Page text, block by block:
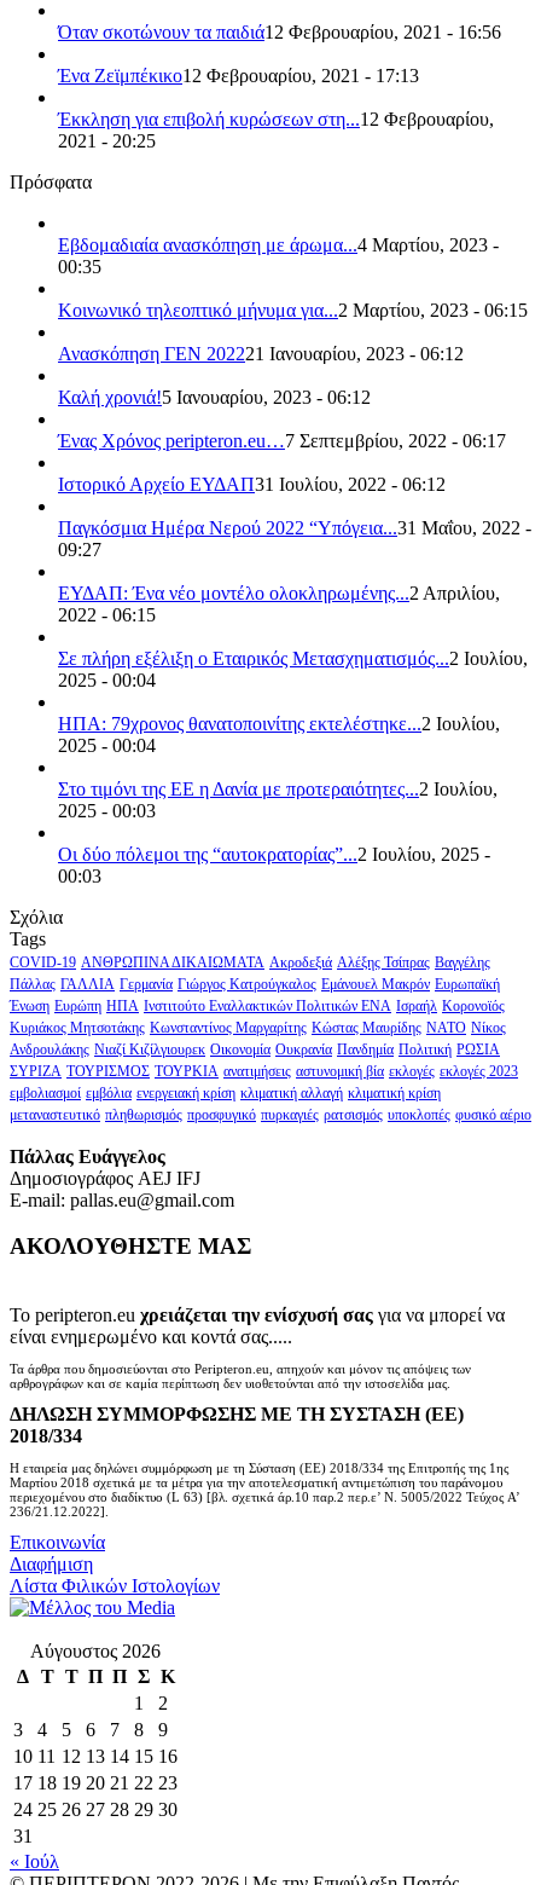
Όταν σκοτώνουν τα παιδιά12 Φεβρουαρίου, 2021 - 16:56
Ένα Ζεϊμπέκικο12 Φεβρουαρίου, 2021 - 17:13
Έκκληση για επιβολή κυρώσεων στη...12 Φεβρουαρίου,
2021 - 20:25
Πρόσφατα
Εβδομαδιαία ανασκόπηση με άρωμα...4 Μαρτίου, 2023 -
00:35
Κοινωνικό τηλεοπτικό μήνυμα για...2 Μαρτίου, 2023 - 06:15
Ανασκόπηση ΓΕΝ 202221 Ιανουαρίου, 2023 - 06:12
Καλή χρονιά!5 Ιανουαρίου, 2023 - 06:12
Ένας Χρόνος peripteron.eu…7 Σεπτεμβρίου, 2022 - 06:17
Ιστορικό Αρχείο ΕΥΔΑΠ31 Ιουλίου, 2022 - 06:12
Παγκόσμια Ημέρα Νερού 2022 “Υπόγεια...31 Μαΐου, 2022 -
09:27
ΕΥΔΑΠ: Ένα νέο μοντέλο ολοκληρωμένης...2 Απριλίου,
2022 - 06:15
Σε πλήρη εξέλιξη ο Εταιρικός Μετασχηματισμός...2 Ιουλίου,
2025 - 00:04
ΗΠΑ: 79χρονος θανατοποινίτης εκτελέστηκε...2 Ιουλίου,
2025 - 00:04
Στο τιμόνι της ΕΕ η Δανία με προτεραιότητες...2 Ιουλίου,
2025 - 00:03
Οι δύο πόλεμοι της “αυτοκρατορίας”...2 Ιουλίου, 2025 -
00:03
Σχόλια
Tags
COVID-19 ΑΝΘΡΩΠΙΝΑ ΔΙΚΑΙΩΜΑΤΑ Ακροδεξιά Αλέξης Τσίπρας Βαγγέλης
Πάλλας ΓΑΛΛΙΑ Γερμανία Γιώργος Κατρούγκαλος Εμάνουελ Μακρόν Ευρωπαϊκή
Ένωση Ευρώπη ΗΠΑ Ινστιτούτο Εναλλακτικών Πολιτικών ΕΝΑ Ισραήλ Κορονοϊός
Κυριάκος Μητσοτάκης Κωνσταντίνος Μαργαρίτης Κώστας Μαυρίδης ΝΑΤΟ Νίκος
Ανδρουλάκης Νιαζί Κιζίλγιουρεκ Οικονομία Ουκρανία Πανδημία Πολιτική ΡΩΣΙΑ
ΣΥΡΙΖΑ ΤΟΥΡΙΣΜΟΣ ΤΟΥΡΚΙΑ ανατιμήσεις αστυνομική βία εκλογές εκλογές 2023
εμβολιασμοί εμβόλια ενεργειακή κρίση κλιματική αλλαγή κλιματική κρίση
μεταναστευτικό πληθωρισμός προσφυγικό πυρκαγιές ρατσισμός υποκλοπές φυσικό αέριο
Πάλλας Ευάγγελος
Δημοσιογράφος AEJ ΙFJ
E-mail: pallas.eu@gmail.com
ΑΚΟΛΟΥΘΗΣΤΕ ΜΑΣ
Το peripteron.eu χρειάζεται την ενίσχυσή σας για να μπορεί να
είναι ενημερωμένο και κοντά σας.....
Τα άρθρα που δημοσιεύονται στο Peripteron.eu, απηχούν και μόνον τις απόψεις των
αρθρογράφων και σε καμία περίπτωση δεν υιοθετούνται από την ιστοσελίδα μας.
ΔΗΛΩΣΗ ΣΥΜΜΟΡΦΩΣΗΣ ΜΕ ΤΗ ΣΥΣΤΑΣΗ (ΕΕ)
2018/334
Η εταιρεία μας δηλώνει συμμόρφωση με τη Σύσταση (ΕΕ) 2018/334 της Επιτροπής της 1ης
Μαρτίου 2018 σχετικά με τα μέτρα για την αποτελεσματική αντιμετώπιση του παράνομου
περιεχομένου στο διαδίκτυο (L 63) [βλ. σχετικά άρ.10 παρ.2 περ.ε’ Ν. 5005/2022 Τεύχος A’
236/21.12.2022].
Επικοινωνία
Διαφήμιση
Λίστα Φιλικών Ιστολογίων
Αύγουστος 2026
Δ Τ Τ Π Π Σ Κ
1
2
3
4 5 6 7 8
9
10 11 12 13 14 15 16
17 18 19 20 21 22 23
24 25 26 27 28 29 30
31
« Ιούλ